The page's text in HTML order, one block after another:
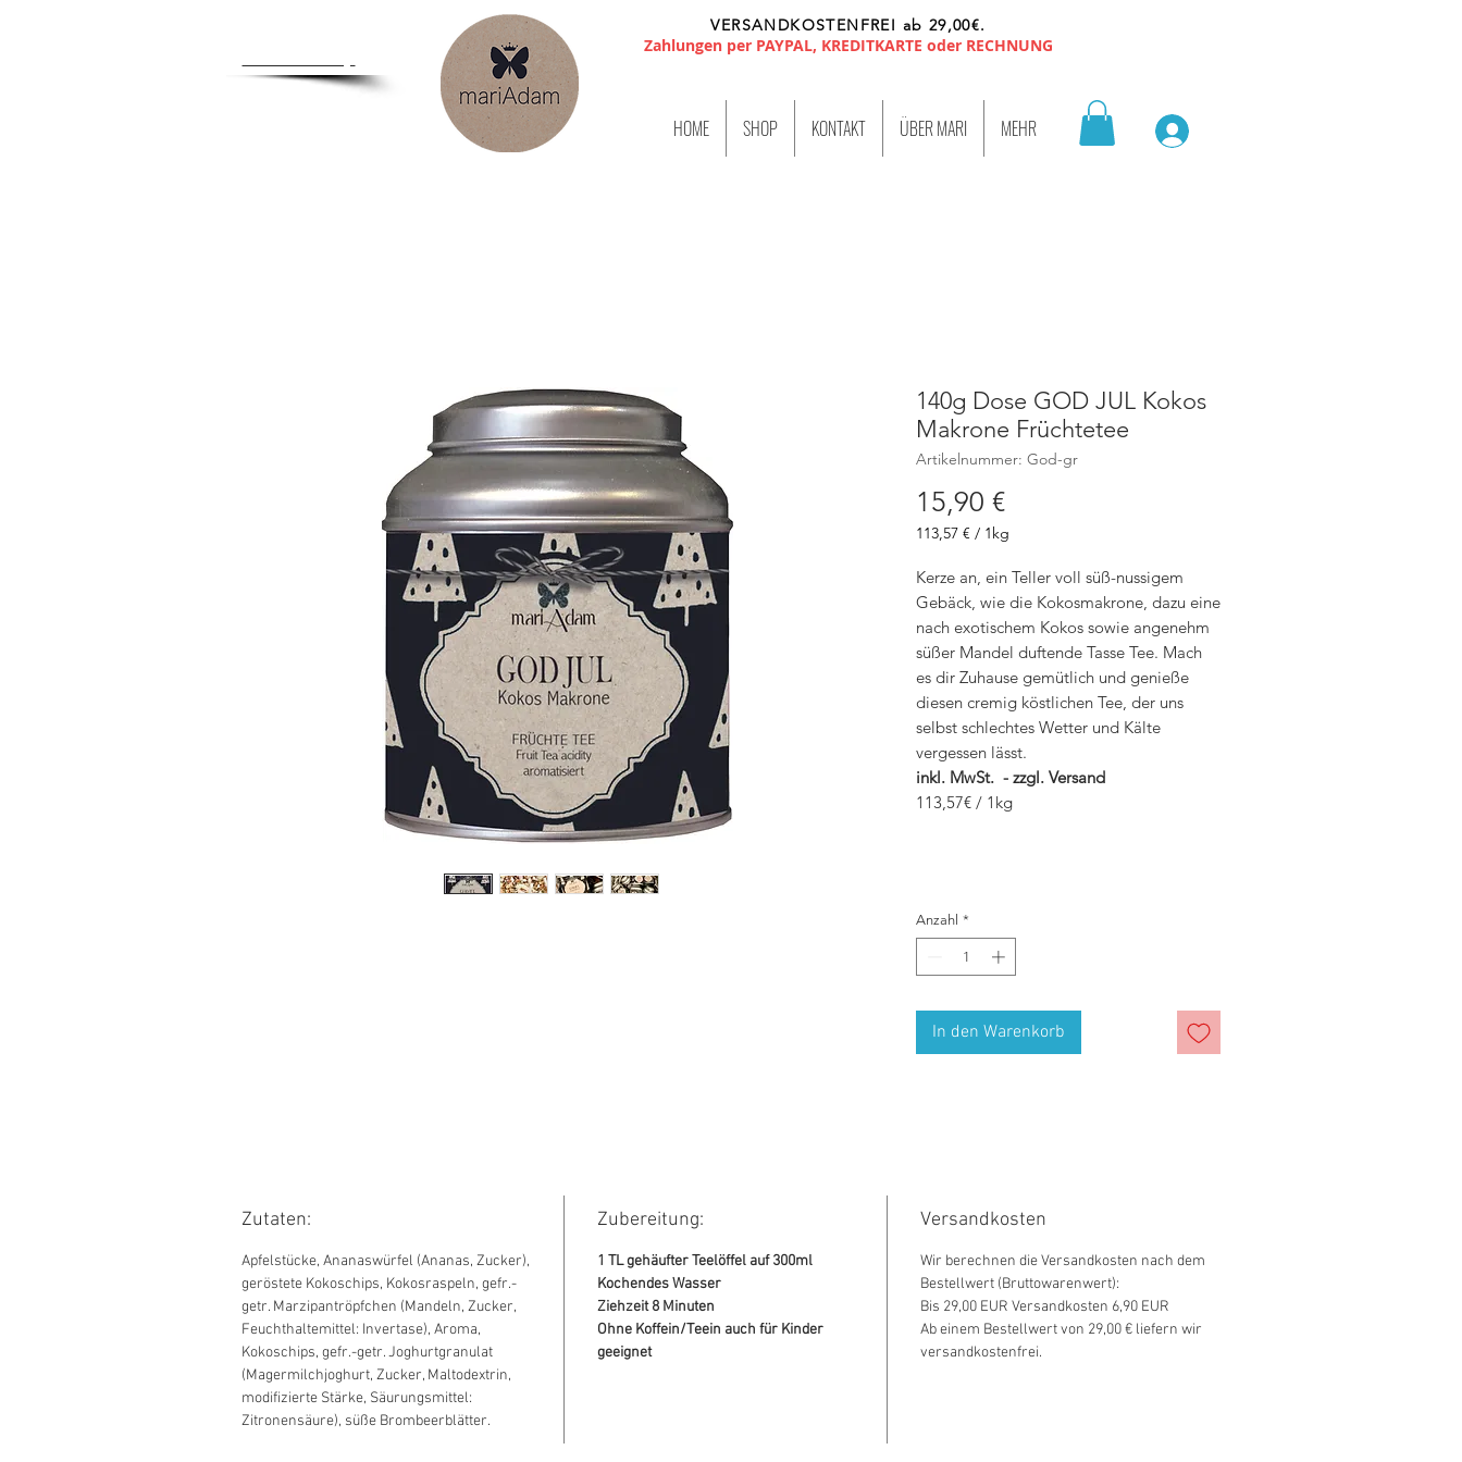
HOME SHOP KONTAKT ÜBER MARI MEHR
Händlershop
VERSANDKOSTENFREI ab 29,00€.
Zahlungen per PAYPAL, KREDITKARTE oder RECHNUNG
140g Dose GOD JUL Kokos
Makrone Früchtetee
Artikelnummer: God-gr
15,90 €Preis
113,57 € / 1kg
pro
1
Kilogramm
Kerze an, ein Teller voll süß-nussigem
Gebäck, wie die Kokosmakrone, dazu eine
nach exotischem Kokos sowie angenehm
süßer Mandel duftende Tasse Tee. Mach
es dir Zuhause gemütlich und genieße
diesen cremig köstlichen Tee, der uns
selbst schlechtes Wetter und Kälte
vergessen lässt.
inkl. MwSt. - zzgl. Versand
113,57€ / 1kg
Anzahl *
In den Warenkorb
Zutaten:
Apfelstücke, Ananaswürfel (Ananas, Zucker),
geröstete Kokoschips, Kokosraspeln, gefr.-
getr. Marzipantröpfchen (Mandeln, Zucker,
Feuchthaltemittel: Invertase), Aroma,
Kokoschips, gefr.-getr. Joghurtgranulat
(Magermilchjoghurt, Zucker, Maltodextrin,
modifizierte Stärke, Säurungsmittel:
Zitronensäure), süße Brombeerblätter.
Zubereitung:
1 TL gehäufter Teelöffel auf 300ml
Kochendes Wasser
Ziehzeit 8 Minuten
Ohne Koffein/Teein auch für Kinder
geeignet
Versandkosten
Wir berechnen die Versandkosten nach dem
Bestellwert (Bruttowarenwert):
Bis 29,00 EUR Versandkosten 6,90 EUR
Ab einem Bestellwert von 29,00 € liefern wir
versandkostenfrei.